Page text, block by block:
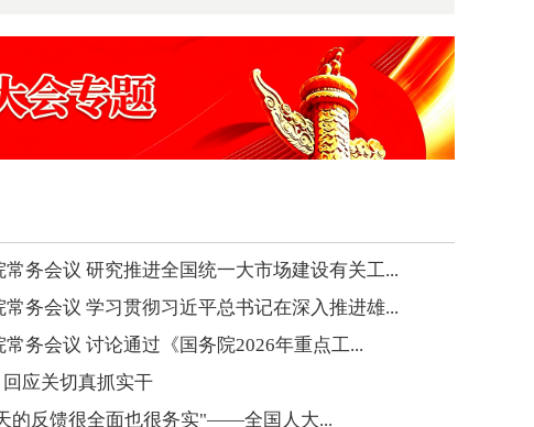
务会议 研究推进全国统一大市场建设有关工...
务会议 学习贯彻习近平总书记在深入推进雄...
务会议 讨论通过《国务院2026年重点工...
应关切真抓实干
的反馈很全面也很务实"——全国人大...